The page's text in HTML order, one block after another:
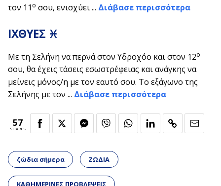
τον 11ο σου, ενισχύει ... Διάβασε περισσότερα
ΙΧΘΥΕΣ ♓
Με τη Σελήνη να περνά στον Υδροχόο και στον 12ο
σου, θα έχεις τάσεις εσωστρέφειας και ανάγκης να
μείνεις μόνος/η με τον εαυτό σου. Το εξάγωνο της
Σελήνης με τον ... Διάβασε περισσότερα
57
SHARES
ζώδια σήμερα ΖΩΔΙΑ
ΚΑΘΗΜΕΡΙΝΕΣ ΠΡΟΒΛΕΨΕΙΣ